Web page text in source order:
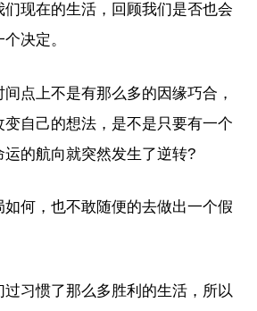
现在的生活，回顾我们是否也会
决定。
点上不是有那么多的因缘巧合，
自己的想法，是不是只要有一个
运的航向就突然发生了逆转?
如何，也不敢随便的去做出一个假
过习惯了那么多胜利的生活，所以